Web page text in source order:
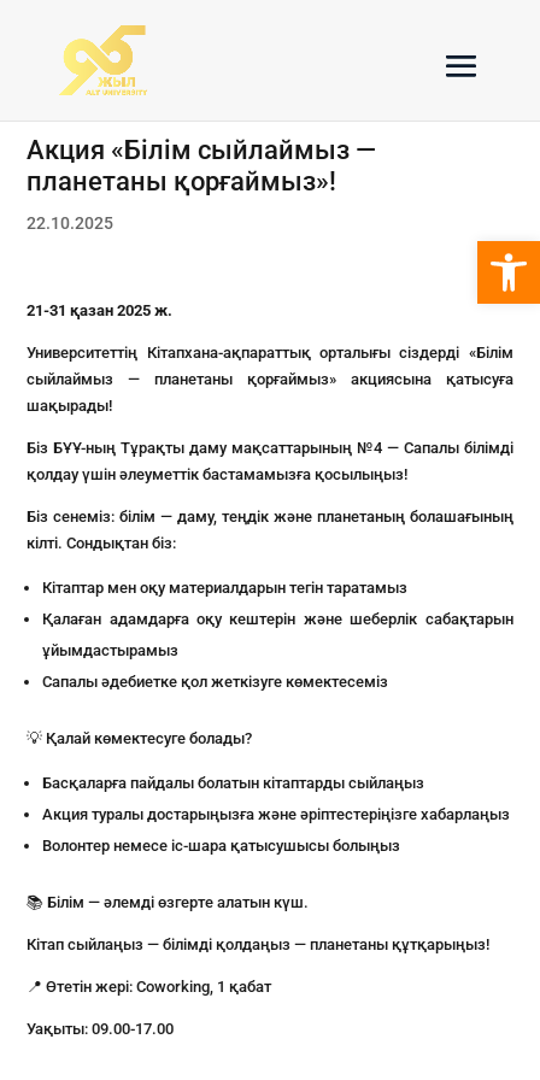
Акция «Білім сыйлаймыз —
планетаны қорғаймыз»!
22.10.2025
21-31 қазан 2025 ж.
Университеттің Кітапхана-ақпараттық орталығы сіздерді «Білім
сыйлаймыз — планетаны қорғаймыз» акциясына қатысуға
шақырады!
Біз БҰҰ-ның Тұрақты даму мақсаттарының №4 — Сапалы білімді
қолдау үшін әлеуметтік бастамамызға қосылыңыз!
Біз сенеміз: білім — даму, теңдік және планетаның болашағының
кілті. Сондықтан біз:
Кітаптар мен оқу материалдарын тегін таратамыз
Қалаған адамдарға оқу кештерін және шеберлік сабақтарын
ұйымдастырамыз
Сапалы әдебиетке қол жеткізуге көмектесеміз
💡 Қалай көмектесуге болады?
Басқаларға пайдалы болатын кітаптарды сыйлаңыз
Акция туралы достарыңызға және әріптестеріңізге хабарлаңыз
Волонтер немесе іс-шара қатысушысы болыңыз
📚 Білім — әлемді өзгерте алатын күш.
Кітап сыйлаңыз — білімді қолдаңыз — планетаны құтқарыңыз!
📍 Өтетін жері: Coworking, 1 қабат
Уақыты: 09.00-17.00